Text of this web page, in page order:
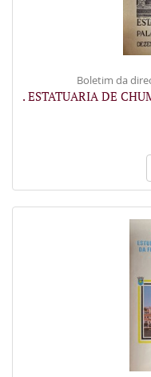
Boletim da
. ESTATUARIA DE